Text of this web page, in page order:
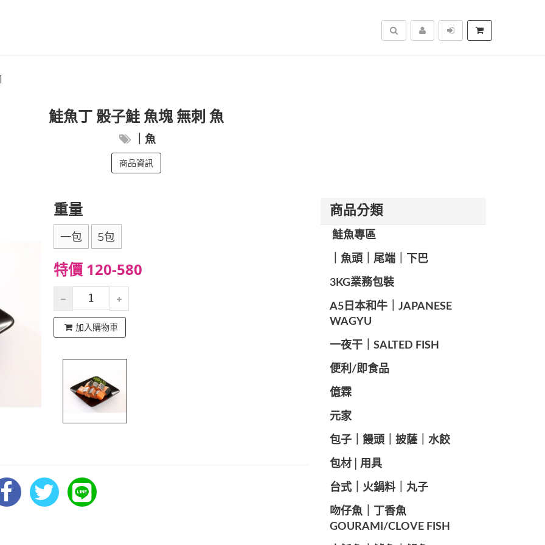
搜尋
鮭魚丁 骰子鮭 魚塊 無刺 魚
｜魚
商品資訊
重量
一包 5包
特價 120-580
加入購物車
商品分類
️ 鮭魚專區
️｜魚頭｜尾端｜下巴
️3KG業務包裝
A5日本和牛｜JAPANESE
WAGYU
️一夜干｜SALTED FISH
便利/即食品
億霖
元家
️包子｜饅頭｜披薩｜水餃
包材│用具
️台式｜火鍋料｜丸子
️吻仔魚｜丁香魚
GOURAMI/CLOVE FISH